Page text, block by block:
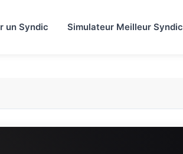
un Syndic Simulateur Meilleur Syndic